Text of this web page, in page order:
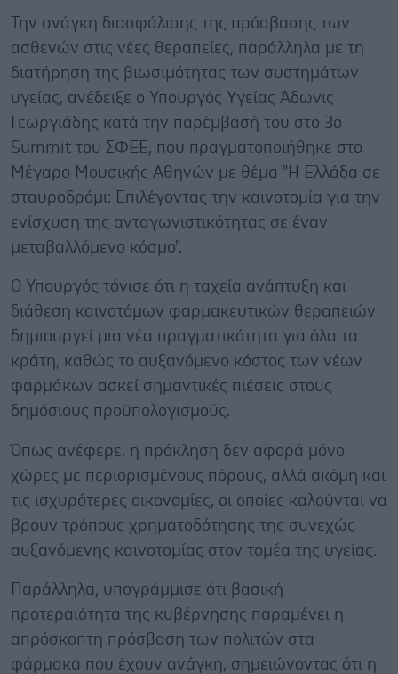
Την ανάγκη διασφάλισης της πρόσβασης των
ασθενών στις νέες θεραπείες, παράλληλα με τη
διατήρηση της βιωσιμότητας των συστημάτων
υγείας, ανέδειξε ο Υπουργός Υγείας Άδωνις
Γεωργιάδης κατά την παρέμβασή του στο 3ο
Summit του ΣΦΕΕ, που πραγματοποιήθηκε στο
Μέγαρο Μουσικής Αθηνών με θέμα "Η Ελλάδα σε
σταυροδρόμι: Επιλέγοντας την καινοτομία για την
ενίσχυση της ανταγωνιστικότητας σε έναν
μεταβαλλόμενο κόσμο".
Ο Υπουργός τόνισε ότι η ταχεία ανάπτυξη και
διάθεση καινοτόμων φαρμακευτικών θεραπειών
δημιουργεί μια νέα πραγματικότητα για όλα τα
κράτη, καθώς το αυξανόμενο κόστος των νέων
φαρμάκων ασκεί σημαντικές πιέσεις στους
δημόσιους προϋπολογισμούς.
Όπως ανέφερε, η πρόκληση δεν αφορά μόνο
χώρες με περιορισμένους πόρους, αλλά ακόμη και
τις ισχυρότερες οικονομίες, οι οποίες καλούνται να
βρουν τρόπους χρηματοδότησης της συνεχώς
αυξανόμενης καινοτομίας στον τομέα της υγείας.
Παράλληλα, υπογράμμισε ότι βασική
προτεραιότητα της κυβέρνησης παραμένει η
απρόσκοπτη πρόσβαση των πολιτών στα
φάρμακα που έχουν ανάγκη, σημειώνοντας ότι η